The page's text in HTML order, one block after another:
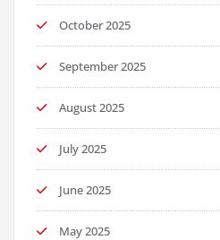
October 2025
September 2025
August 2025
July 2025
June 2025
May 2025